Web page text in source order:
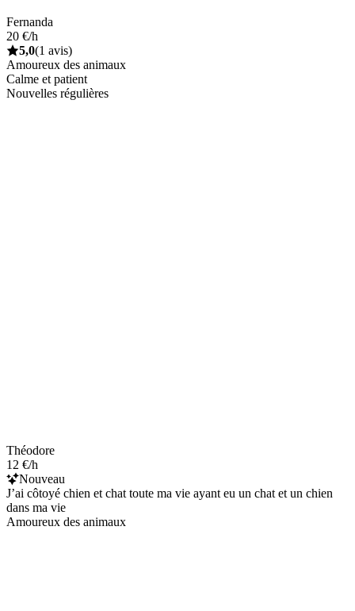
Fernanda
20 €/h
5,0(1 avis)
Amoureux des animaux
Calme et patient
Nouvelles régulières
Théodore
12 €/h
Nouveau
J’ai côtoyé chien et chat toute ma vie ayant eu un chat et un chien
dans ma vie
Amoureux des animaux